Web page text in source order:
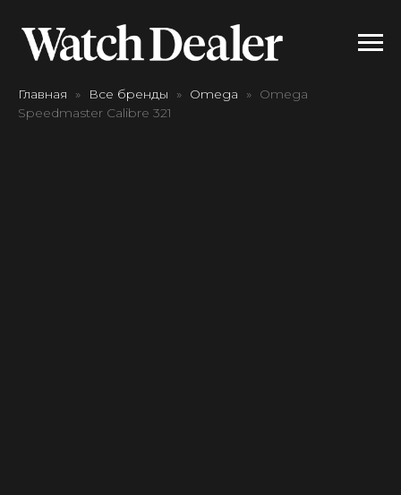
Главная Все бренды Omega
Omega
Speedmaster Calibre 321